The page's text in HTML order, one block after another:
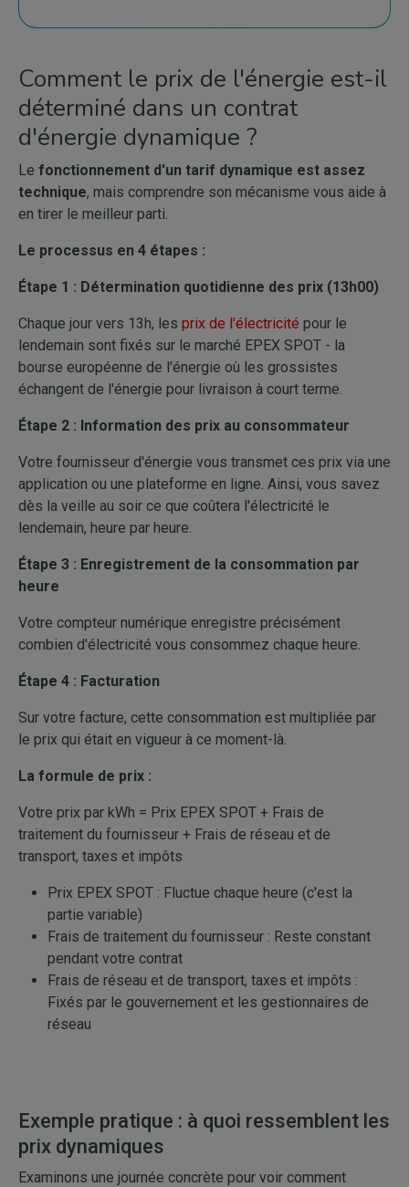
Comment le prix de l'énergie est-il
déterminé dans un contrat
d'énergie dynamique ?
Le fonctionnement d'un tarif dynamique est assez
technique, mais comprendre son mécanisme vous aide à
en tirer le meilleur parti.
Le processus en 4 étapes :
Étape 1 : Détermination quotidienne des prix (13h00)
Chaque jour vers 13h, les prix de l'électricité pour le
lendemain sont fixés sur le marché EPEX SPOT - la
bourse européenne de l'énergie où les grossistes
échangent de l'énergie pour livraison à court terme.
Étape 2 : Information des prix au consommateur
Votre fournisseur d'énergie vous transmet ces prix via une
application ou une plateforme en ligne. Ainsi, vous savez
dès la veille au soir ce que coûtera l'électricité le
lendemain, heure par heure.
Étape 3 : Enregistrement de la consommation par
heure
Votre compteur numérique enregistre précisément
combien d'électricité vous consommez chaque heure.
Étape 4 : Facturation
Sur votre facture, cette consommation est multipliée par
le prix qui était en vigueur à ce moment-là.
La formule de prix :
Votre prix par kWh = Prix EPEX SPOT + Frais de
traitement du fournisseur + Frais de réseau et de
transport, taxes et impôts
Prix EPEX SPOT : Fluctue chaque heure (c'est la
partie variable)
Frais de traitement du fournisseur : Reste constant
pendant votre contrat
Frais de réseau et de transport, taxes et impôts :
Fixés par le gouvernement et les gestionnaires de
réseau
Exemple pratique : à quoi ressemblent les
prix dynamiques
Examinons une journée concrète pour voir comment